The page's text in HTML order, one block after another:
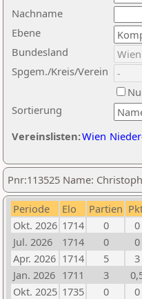
Nachname
Ebene
Sortierung
Bundesland
Spgem./Kreis/Verein
Vereinslisten:Wien
Pnr:113525 Name:
Periode Elo Partien
Okt. 2026 1714 0
0
Jul. 2026
1714 0
0
Apr. 2026 1714 5
3
Jan. 2026 1711 3
Okt. 2025 1735 0
0